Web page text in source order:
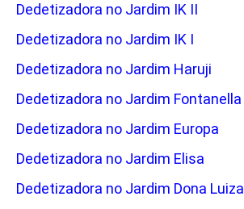
Dedetizadora no Jardim IK II
Dedetizadora no Jardim IK I
Dedetizadora no Jardim Haruji
Dedetizadora no Jardim Fontanella
Dedetizadora no Jardim Europa
Dedetizadora no Jardim Elisa
Dedetizadora no Jardim Dona Luiza